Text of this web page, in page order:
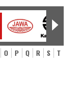
O P Q R S
T